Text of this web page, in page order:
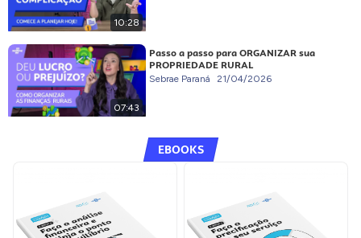
10:28
07:43
Passo a passo para ORGANIZAR sua
PROPRIEDADE RURAL
Sebrae Paraná 21/04/2026
EBOOKS